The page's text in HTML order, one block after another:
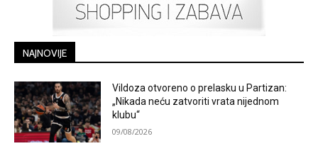
NAJNOVIJE
Vildoza otvoreno o prelasku u Partizan:
„Nikada neću zatvoriti vrata nijednom
klubu“
09/08/2026